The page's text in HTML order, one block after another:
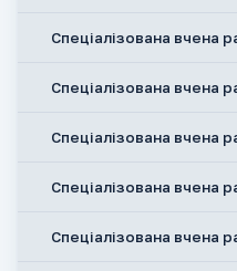
Спеціалізована вчена
Спеціалізована вчена
Спеціалізована вчена
Спеціалізована вчена
Спеціалізована вчена